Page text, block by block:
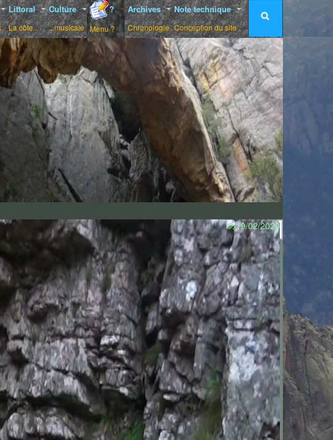
Littoral
La côte...
Culture
...musicale
?
Menu ?
Archives
Chronologie
Note technique
Conception du site
:
avec un tronçon inédit
! -Marchja (6K@150D+),
avec des retours des
avec succès et peu de
sauvage.com)